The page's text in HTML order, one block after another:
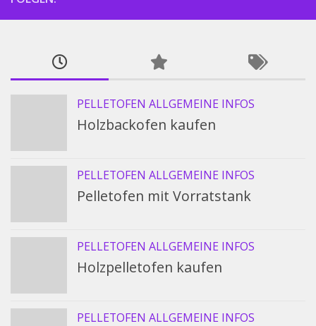
PELLETOFEN ALLGEMEINE INFOS
Holzbackofen kaufen
PELLETOFEN ALLGEMEINE INFOS
Pelletofen mit Vorratstank
PELLETOFEN ALLGEMEINE INFOS
Holzpelletofen kaufen
PELLETOFEN ALLGEMEINE INFOS